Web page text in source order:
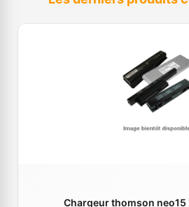
Chargeur thomson neo15